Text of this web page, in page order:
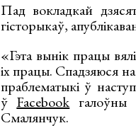
Пад вокладкай
гісторыкаў,
«Гэта вынік працы
іх працы. Спадзяюся
праблематыкі ў
ў Facebook галоўны
Смалянчук.